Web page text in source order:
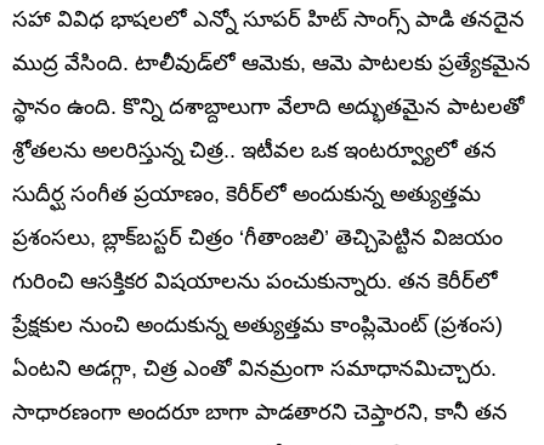
సహా వివిధ భాషలలో ఎన్నో సూపర్ హిట్ సాంగ్స్ పాడి తనదైన
ముద్ర వేసింది. టాలీవుడ్‌లో ఆమెకు, ఆమె పాటలకు ప్రత్యేకమైన
స్థానం ఉంది. కొన్ని దశాబ్దాలుగా వేలాది అద్భుతమైన పాటలతో
శ్రోతలను అలరిస్తున్న చిత్ర.. ఇటీవల ఒక ఇంటర్వ్యూలో తన
సుదీర్ఘ సంగీత ప్రయాణం, కెరీర్‌లో అందుకున్న అత్యుత్తమ
ప్రశంసలు, బ్లాక్‌బస్టర్ చిత్రం ‘గీతాంజలి’ తెచ్చిపెట్టిన విజయం
గురించి ఆసక్తికర విషయాలను పంచుకున్నారు. తన కెరీర్‌లో
ప్రేక్షకుల నుంచి అందుకున్న అత్యుత్తమ కాంప్లిమెంట్ (ప్రశంస)
ఏంటని అడగ్గా, చిత్ర ఎంతో వినమ్రంగా సమాధానమిచ్చారు.
సాధారణంగా అందరూ బాగా పాడతారని చెప్తారని, కానీ తన